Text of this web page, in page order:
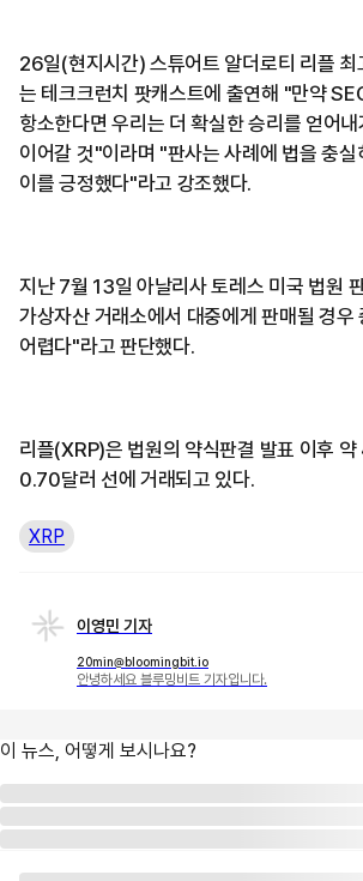
26일(현지시간) 스튜어트 알더로티 리플
는 테크크런치 팟캐스트에 출연해 "만약
항소한다면 우리는 더 확실한 승리를 얻어
이어갈 것"이라며 "판사는 사례에 법을 충
이를 긍정했다"라고 강조했다.
지난 7월 13일 아날리사 토레스 미국 법원
가상자산 거래소에서 대중에게 판매될 경우
어렵다"라고 판단했다.
리플(XRP)은 법원의 약식판결 발표 이후
0.70달러 선에 거래되고 있다.
XRP
이영민 기자
20min@bloomingbit.io
안녕하세요 블루밍비트 기자입니다.
이 뉴스, 어떻게 보시나요?